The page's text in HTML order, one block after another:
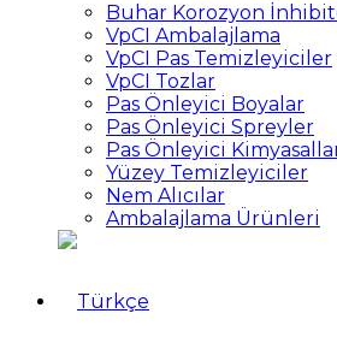
Buhar Korozyon
VpCI Ambalajlama
VpCI Pas Temizleyiciler
VpCI Tozlar
Pas Önleyici Boyalar
Pas Önleyici Spreyler
Pas Önleyici
Yüzey Temizleyiciler
Nem Alıcılar
Ambalajlama Ürünleri